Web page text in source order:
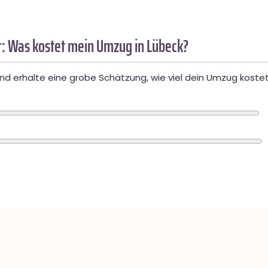
Was kostet mein Umzug in Lübeck?
erhalte eine grobe Schätzung, wie viel dein Umzug